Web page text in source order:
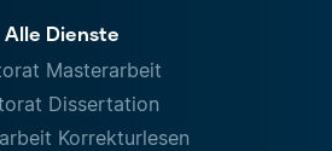
Alle Dienste
Masterarbeit
Dissertation
Korrekturlesen